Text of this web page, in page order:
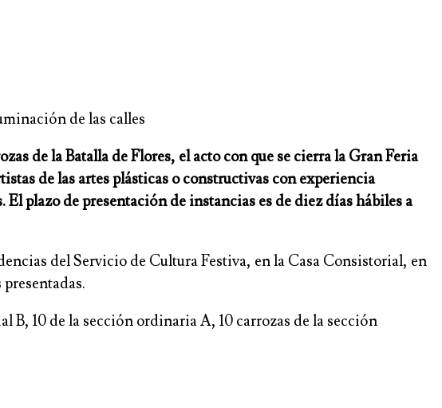
de las calles
de la Batalla de Flores, el acto con que se cierra la Gran Feria
de las artes plásticas o constructivas con experiencia
plazo de presentación de instancias es de diez días hábiles a
del Servicio de Cultura Festiva, en la Casa Consistorial, en
B, 10 de la sección ordinaria A, 10 carrozas de la sección